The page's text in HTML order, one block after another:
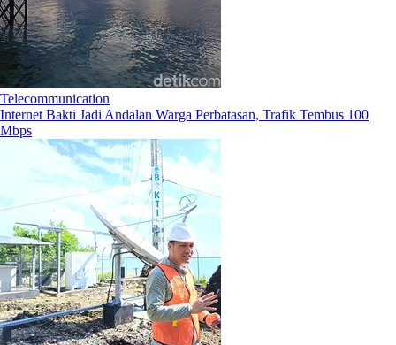
Telecommunication
Internet Bakti Jadi Andalan Warga Perbatasan, Trafik Tembus 100
Mbps